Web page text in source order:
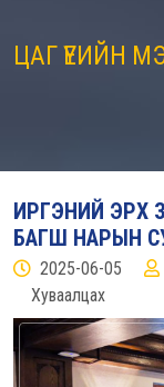
ЦАГ ҮЕИЙН
ИРГЭНИЙ ЭРХ
БАГШ НАРЫН
2025-06-05
Хуваалцах